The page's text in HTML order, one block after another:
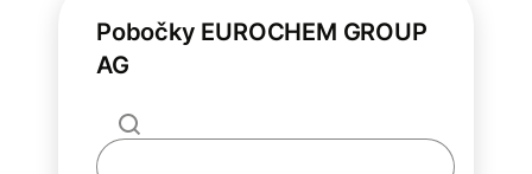
Pobočky EUROCHEM GROUP
AG